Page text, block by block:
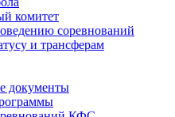
комитет
соревнований
и трансферам
документы